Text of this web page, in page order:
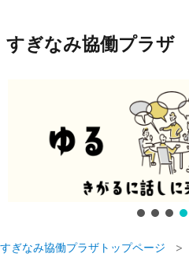
すぎなみ協働プラザ
すぎなみ協働プラザトップページ